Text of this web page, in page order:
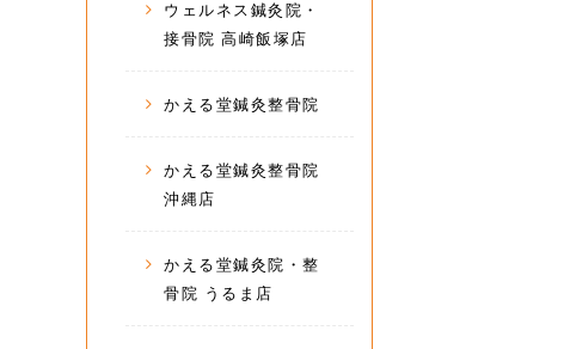
ウェルネス鍼灸院・
接骨院 高崎飯塚店
かえる堂鍼灸整骨院
かえる堂鍼灸整骨院
沖縄店
かえる堂鍼灸院・整
骨院 うるま店